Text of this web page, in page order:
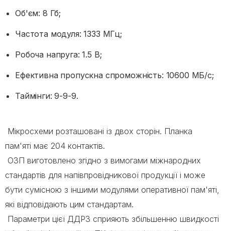
Об'єм: 8 Гб;
Частота модуля: 1333 МГц;
Робоча напруга: 1.5 В;
Ефективна пропускна спроможність: 10600 МБ/с;
Таймінги: 9-9-9.
Мікросхеми розташовані із двох сторін. Планка
пам'яті має 204 контактів.
ОЗП виготовлено згідно з вимогами міжнародних
стандартів для напівпровідникової продукції і може
бути сумісною з іншими модулями оперативної пам'яті,
які відповідають цим стандартам.
Параметри цієї ДДР3 сприяють збільшенню швидкості